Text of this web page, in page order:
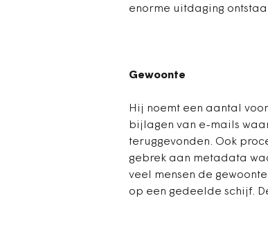
enorme uitdaging
Gewoonte
Hij noemt een aantal
bijlagen van e-mails
teruggevonden. Ook
gebrek aan metadata
veel mensen de
op een gedeelde schijf.